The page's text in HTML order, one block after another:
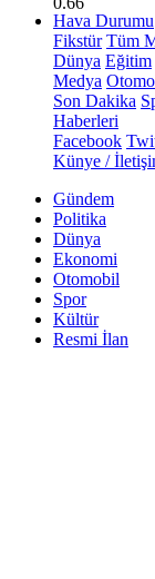
Hava Durumu
Fikstür Tüm
Dünya Eğitim
Medya
Son Dakika
Haberleri
Facebook
Künye /
Gündem
Politika
Dünya
Ekonomi
Otomobil
Spor
Kültür
Resmi İlan